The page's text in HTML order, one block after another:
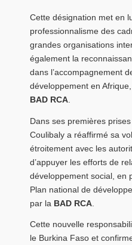
Cette désignation met en
professionnalisme des
grandes organisations
également la
dans l’accompagnement
développement en
BAD RCA
Dans ses premières
Coulibaly a réaffirmé sa
étroitement avec les
d’appuyer les efforts de
développement social, en
Plan national de
par la BAD RCA
Cette nouvelle
le Burkina Faso et